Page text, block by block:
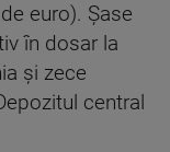
euro). Șase
în dosar la
și zece
central